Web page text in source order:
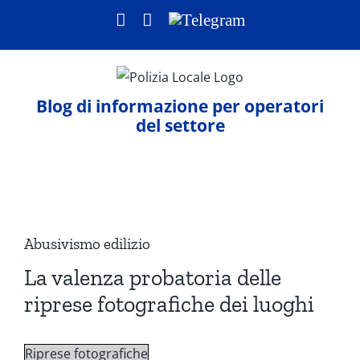
contenuto
Facebook
LinkedIn
Telegram
Blog di informazione per operatori
del settore
immagine
Abusivismo edilizio
La valenza probatoria delle
riprese fotografiche dei luoghi
Riprese fotografiche